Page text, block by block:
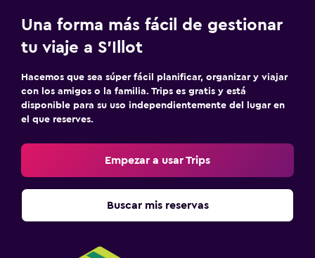
Una forma más fácil de gestionar
tu viaje a S'Illot
Hacemos que sea súper fácil planificar, organizar y viajar
con los amigos o la familia. Trips es gratis y está
disponible para su uso independientemente del lugar en
el que reserves.
Empezar a usar Trips
Buscar mis reservas